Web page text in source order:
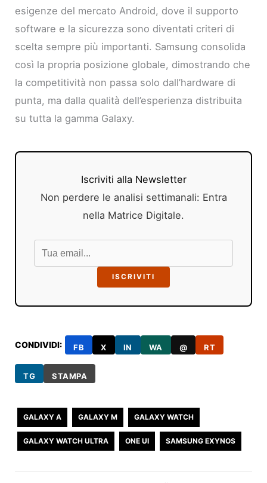
esigenze del mercato Android, dove il supporto
software e la sicurezza sono diventati criteri di
scelta sempre più importanti. Samsung consolida
così la propria posizione globale, dimostrando che
la competitività non passa solo dall’hardware di
punta, ma dalla qualità dell’esperienza distribuita
su tutta la gamma Galaxy.
Iscriviti alla Newsletter
Non perdere le analisi settimanali: Entra
nella Matrice Digitale.
ISCRIVITI
CONDIVIDI: FB X IN WA @ RT
TG STAMPA
GALAXY A GALAXY M GALAXY WATCH
GALAXY WATCH ULTRA ONE UI SAMSUNG EXYNOS